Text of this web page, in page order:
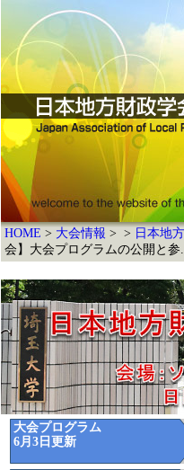
HOME 大会情報 日本地
会】大会プログラムの公開と参
大会プログラム
6月3日更新